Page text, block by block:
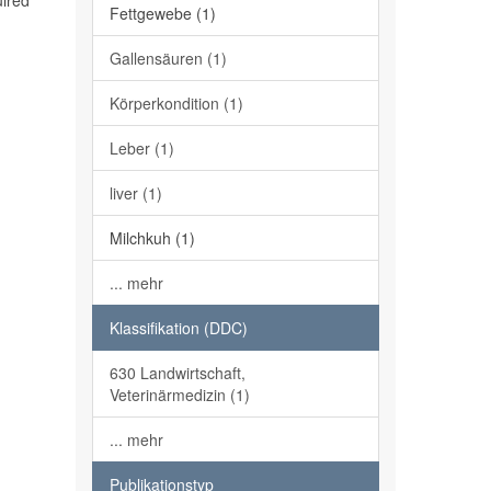
Fettgewebe (1)
Gallensäuren (1)
Körperkondition (1)
Leber (1)
liver (1)
Milchkuh (1)
... mehr
Klassifikation (DDC)
630 Landwirtschaft,
Veterinärmedizin (1)
... mehr
Publikationstyp